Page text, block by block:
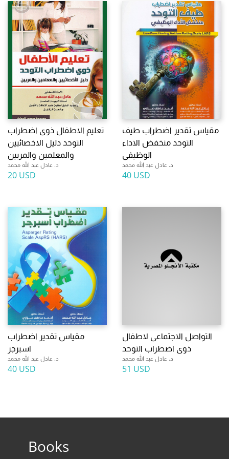
تعليم الاطفال ذوى اضطراب
التوحد دليل الاخصائيين
والمعلمين والمربين
د. عادل عبد الله محمد
20 USD
مقياس تقدير اضطراب طيف
التوحد منخفض الاداء
الوظيفى
د. عادل عبد الله محمد
40 USD
مقياس تقدير اضطراب
اسبرجر
د. عادل عبد الله محمد
40 USD
التواصل الاجتماعى لاطفال
ذوى اضطراب التوحد
د. عادل عبد الله محمد
51 USD
Books